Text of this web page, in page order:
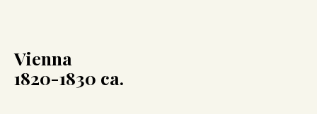
Vienna
1820-1830 ca.